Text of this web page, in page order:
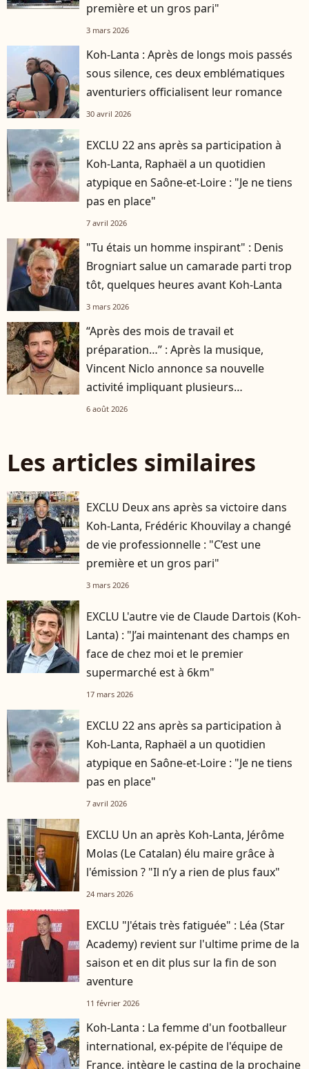
première et un gros pari"
3 mars 2026
Koh-Lanta : Après de longs mois passés
sous silence, ces deux emblématiques
aventuriers officialisent leur romance
30 avril 2026
EXCLU 22 ans après sa participation à
Koh-Lanta, Raphaël a un quotidien
atypique en Saône-et-Loire : "Je ne tiens
pas en place"
7 avril 2026
"Tu étais un homme inspirant" : Denis
Brogniart salue un camarade parti trop
tôt, quelques heures avant Koh-Lanta
3 mars 2026
“Après des mois de travail et
préparation…” : Après la musique,
Vincent Niclo annonce sa nouvelle
activité impliquant plusieurs
personnalités
6 août 2026
Les articles similaires
EXCLU Deux ans après sa victoire dans
Koh-Lanta, Frédéric Khouvilay a changé
de vie professionnelle : "C’est une
première et un gros pari"
3 mars 2026
EXCLU L'autre vie de Claude Dartois (Koh-
Lanta) : "J’ai maintenant des champs en
face de chez moi et le premier
supermarché est à 6km"
17 mars 2026
EXCLU 22 ans après sa participation à
Koh-Lanta, Raphaël a un quotidien
atypique en Saône-et-Loire : "Je ne tiens
pas en place"
7 avril 2026
EXCLU Un an après Koh-Lanta, Jérôme
Molas (Le Catalan) élu maire grâce à
l'émission ? "Il n’y a rien de plus faux"
24 mars 2026
EXCLU "J'étais très fatiguée" : Léa (Star
Academy) revient sur l'ultime prime de la
saison et en dit plus sur la fin de son
aventure
11 février 2026
Koh-Lanta : La femme d'un footballeur
international, ex-pépite de l'équipe de
France, intègre le casting de la prochaine